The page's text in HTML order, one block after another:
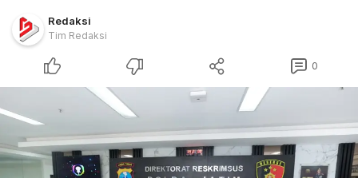
Redaksi
Tim Redaksi
0